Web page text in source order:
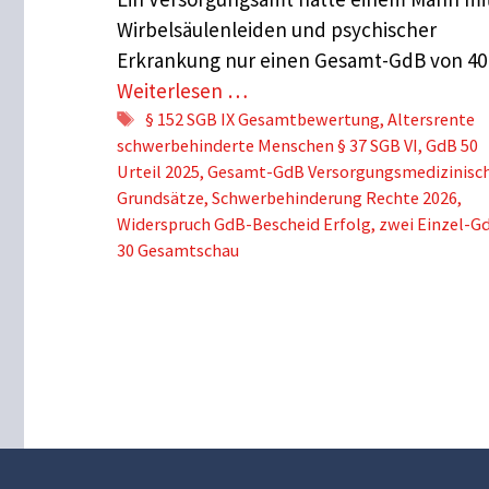
Wirbelsäulenleiden und psychischer
Erkrankung nur einen Gesamt-GdB von
Weiterlesen …
Schlagwörter
§ 152 SGB IX Gesamtbewertung, Altersrente
schwerbehinderte Menschen § 37 SGB VI, GdB 50
Urteil 2025, Gesamt-GdB
Grundsätze, Schwerbehinderung Rechte 2026,
Widerspruch GdB-Bescheid Erfolg, zwei Einzel-
30 Gesamtschau